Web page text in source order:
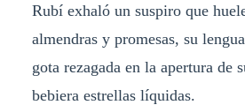
Rubí exhaló un suspiro que
almendras y promesas, su
gota rezagada en la apertura de
bebiera estrellas líquidas.